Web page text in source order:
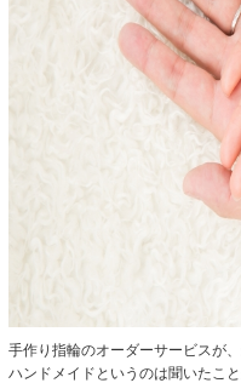
手作り指輪のオーダーサービスが
ハンドメイドというのは聞いたこ